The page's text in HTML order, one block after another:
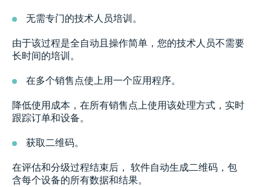
无需专门的技术人员培训。
由于该过程是全自动且操作简单，您的技术人员不需要
长时间的培训。
在多个销售点使上用一个应用程序。
降低使用成本，在所有销售点上使用该处理方式，实时
跟踪订单和设备。
获取二维码。
在评估和分级过程结束后， 软件自动生成二维码，包
含每个设备的所有数据和结果。